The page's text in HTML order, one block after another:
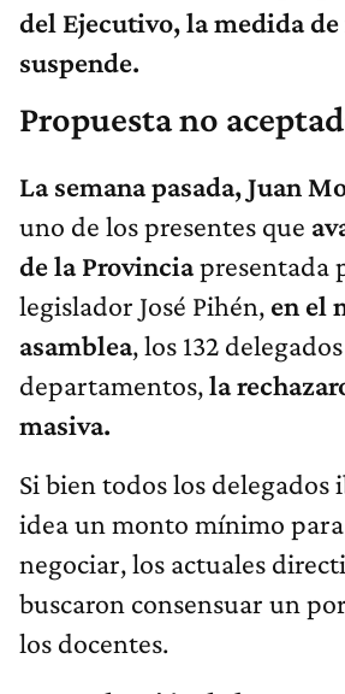
del Ejecutivo, la medida de
suspende.
Propuesta no
La semana pasada, Juan
uno de los presentes que
de la Provinciapresentada
legislador José Pihén, en el
asamblea, los 132
departamentos,la
masiva.
Si bien todos los delegados
idea un monto mínimo
negociar, los actuales
buscaron consensuar un
los docentes.